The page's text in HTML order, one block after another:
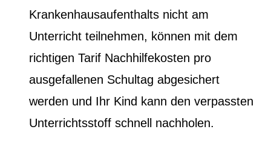
Krankenhausaufenthalts nicht am
Unterricht teilnehmen, können mit dem
richtigen Tarif Nachhilfekosten pro
ausgefallenen Schultag abgesichert
werden und Ihr Kind kann den verpassten
Unterrichtsstoff schnell nachholen.